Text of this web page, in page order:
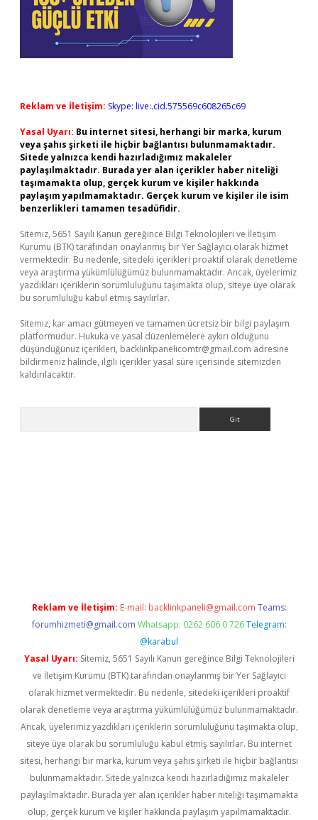
Reklam ve İletişim: Skype: live:.cid.575569c608265c69
Yasal Uyarı: Bu internet sitesi, herhangi bir marka, kurum
veya şahıs şirketi ile hiçbir bağlantısı bulunmamaktadır.
Sitede yalnızca kendi hazırladığımız makaleler
paylaşılmaktadır. Burada yer alan içerikler haber niteliği
taşımamakta olup, gerçek kurum ve kişiler hakkında
paylaşım yapılmamaktadır. Gerçek kurum ve kişiler ile isim
benzerlikleri tamamen tesadüfidir.
Sitemiz, 5651 Sayılı Kanun gereğince Bilgi Teknolojileri ve İletişim
Kurumu (BTK) tarafından onaylanmış bir Yer Sağlayıcı olarak hizmet
vermektedir. Bu nedenle, sitedeki içerikleri proaktif olarak denetleme
veya araştırma yükümlülüğümüz bulunmamaktadır. Ancak, üyelerimiz
yazdıkları içeriklerin sorumluluğunu taşımakta olup, siteye üye olarak
bu sorumluluğu kabul etmiş sayılırlar.
Sitemiz, kar amacı gütmeyen ve tamamen ücretsiz bir bilgi paylaşım
platformudur. Hukuka ve yasal düzenlemelere aykırı olduğunu
düşündüğünüz içerikleri, backlinkpanelicomtr@gmail.com adresine
bildirmeniz halinde, ilgili içerikler yasal süre içerisinde sitemizden
kaldırılacaktır.
Reklam ve İletişim: E-mail: backlinkpaneli@gmail.com Teams:
forumhizmeti@gmail.com Whatsapp: 0262 606 0 726 Telegram:
@karabul
Yasal Uyarı: Sitemiz, 5651 Sayılı Kanun gereğince Bilgi Teknolojileri
ve İletişim Kurumu (BTK) tarafından onaylanmış bir Yer Sağlayıcı
olarak hizmet vermektedir. Bu nedenle, sitedeki içerikleri proaktif
olarak denetleme veya araştırma yükümlülüğümüz bulunmamaktadır.
Ancak, üyelerimiz yazdıkları içeriklerin sorumluluğunu taşımakta olup,
siteye üye olarak bu sorumluluğu kabul etmiş sayılırlar. Bu internet
sitesi, herhangi bir marka, kurum veya şahıs şirketi ile hiçbir bağlantısı
bulunmamaktadır. Sitede yalnızca kendi hazırladığımız makaleler
paylaşılmaktadır. Burada yer alan içerikler haber niteliği taşımamakta
olup, gerçek kurum ve kişiler hakkında paylaşım yapılmamaktadır.